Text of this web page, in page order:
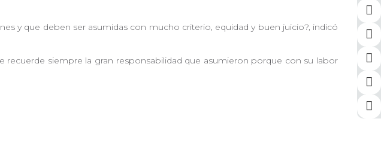
y que deben ser asumidas con mucho criterio, equidad y buen juicio?, indicó
recuerde siempre la gran responsabilidad que asumieron porque con su labor